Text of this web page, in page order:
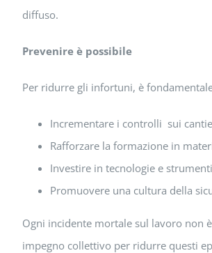
diffuso.
Prevenire è possibile
Per ridurre gli infortuni, è
Incrementare i controlli sui
Rafforzare la formazione in
Investire in tecnologie e
Promuovere una cultura della
Ogni incidente mortale sul lavoro non
impegno collettivo per ridurre questi